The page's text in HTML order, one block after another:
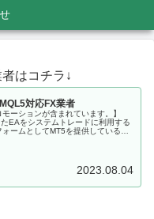
はコチラ↓
対応FX業者
ーションが含まれています。】
EAをシステムトレードに利用する
ームとしてMT5を提供しているFX
2023.08.04